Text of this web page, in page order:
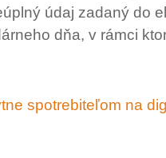
údaj zadaný do
dňa, v rámci